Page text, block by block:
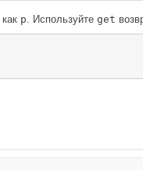
p. Используйте get